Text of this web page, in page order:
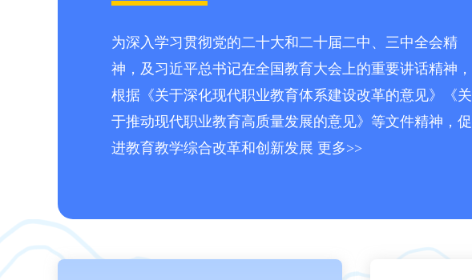
为深入学习贯彻党的二十大和二十届二中、三中全会精
神，及习近平总书记在全国教育大会上的重要讲话精神，
根据《关于深化现代职业教育体系建设改革的意见》《关
于推动现代职业教育高质量发展的意见》等文件精神，促
进教育教学综合改革和创新发展 更多>>